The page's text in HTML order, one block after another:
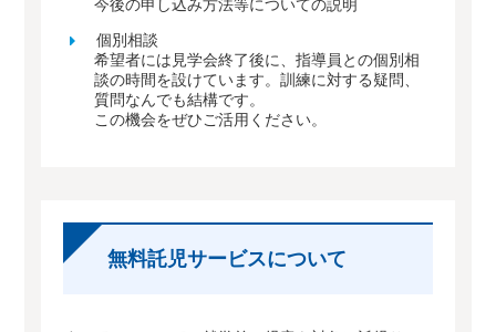
今後の申し込み方法等についての説明
個別相談
希望者には見学会終了後に、指導員との個別相
談の時間を設けています。訓練に対する疑問、
質問なんでも結構です。
この機会をぜひご活用ください。
無料託児サービスについて